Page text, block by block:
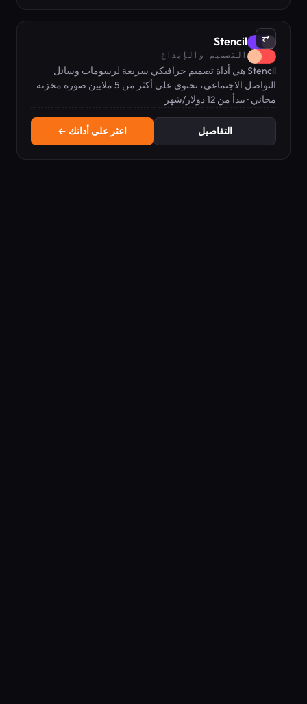
⇄
Stencil
التصميم والإبداع
Stencil هي أداة تصميم جرافيكي سريعة لرسومات وسائل
التواصل الاجتماعي، تحتوي على أكثر من 5 ملايين صورة مخزنة
ومحرر سحب وإفلات.
مجاني · يبدأ من 12 دولار/شهر
التفاصيل اعثر على أداتك ←